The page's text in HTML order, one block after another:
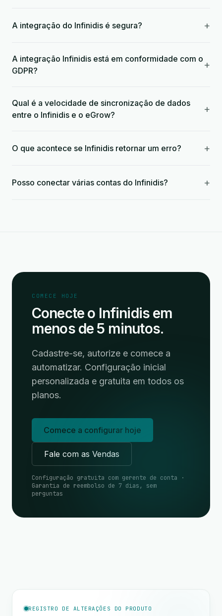
A integração do Infinidis é segura? +
A integração Infinidis está em conformidade com o
GDPR?
+
Qual é a velocidade de sincronização de dados
entre o Infinidis e o eGrow?
+
O que acontece se Infinidis retornar um erro? +
Posso conectar várias contas do Infinidis? +
COMECE HOJE
Conecte o Infinidis em
menos de 5 minutos.
Cadastre-se, autorize e comece a
automatizar. Configuração inicial
personalizada e gratuita em todos os
planos.
Comece a configurar hoje
Fale com as Vendas
Configuração gratuita com gerente de conta ·
Garantia de reembolso de 7 dias, sem
perguntas
REGISTRO DE ALTERAÇÕES DO PRODUTO